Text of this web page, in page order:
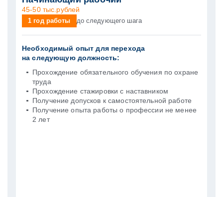
45-50 тыс.рублей
1 год работы до следующего шага
Необходимый опыт для перехода
на следующую должность:
Прохождение обязательного обучения по охране
труда
Прохождение стажировки с наставником
Получение допусков к самостоятельной работе
Получение опыта работы о профессии не менее
2 лет